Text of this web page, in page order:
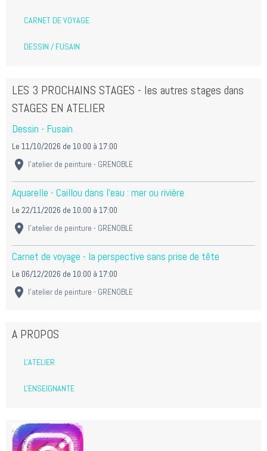
CARNET DE VOYAGE
DESSIN / FUSAIN
LES 3 PROCHAINS STAGES - les autres stages dans
STAGES EN ATELIER
Dessin - Fusain
Le 11/10/2026 de 10:00 à 17:00
l'atelier de peinture - GRENOBLE
Aquarelle - Caillou dans l'eau : mer ou rivière
Le 22/11/2026 de 10:00 à 17:00
l'atelier de peinture - GRENOBLE
Carnet de voyage - la perspective sans prise de tête
Le 06/12/2026 de 10:00 à 17:00
l'atelier de peinture - GRENOBLE
A PROPOS
L'ATELIER
L'ENSEIGNANTE